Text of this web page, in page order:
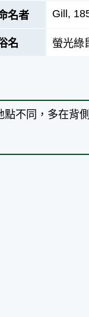
名者 Gill,
名 螢光綠
不同，多在背